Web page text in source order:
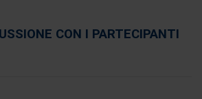
per personalizzare contenuti ed
CON I PARTECIPANTI